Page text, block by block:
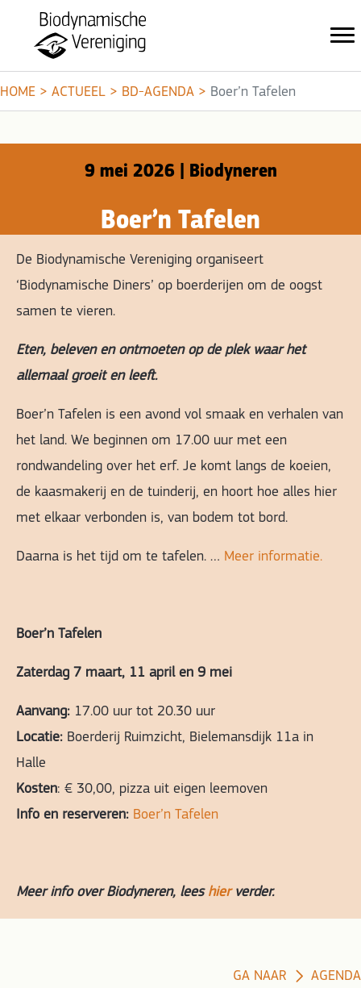
HOME > ACTUEEL > BD-AGENDA > Boer’n Tafelen
9 mei 2026 | Biodyneren
Boer’n Tafelen
De Biodynamische Vereniging organiseert
‘Biodynamische Diners’ op boerderijen om de oogst
samen te vieren.
Eten, beleven en ontmoeten op de plek waar het
allemaal groeit en leeft.
Boer’n Tafelen is een avond vol smaak en verhalen van
het land. We beginnen om 17.00 uur met een
rondwandeling over het erf. Je komt langs de koeien,
de kaasmakerij en de tuinderij, en hoort hoe alles hier
met elkaar verbonden is, van bodem tot bord.
Daarna is het tijd om te tafelen. … Meer informatie.
Boer’n Tafelen
Zaterdag 7 maart, 11 april en 9 mei
Aanvang: 17.00 uur tot 20.30 uur
Locatie: Boerderij Ruimzicht, Bielemansdijk 11a in
Halle
Kosten: € 30,00, pizza uit eigen leemoven
Info en reserveren: Boer’n Tafelen
Meer info over Biodyneren, lees hierverder.
GA NAAR AGENDA